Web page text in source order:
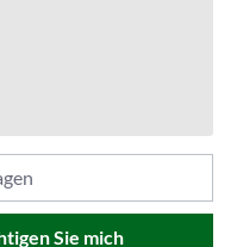
Sie mich